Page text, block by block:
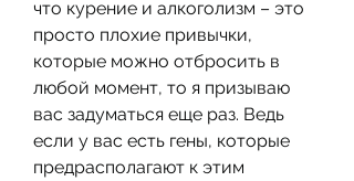
что курение и алкоголизм – это
просто плохие привычки,
которые можно отбросить в
любой момент, то я призываю
вас задуматься еще раз. Ведь
если у вас есть гены, которые
предрасполагают к этим